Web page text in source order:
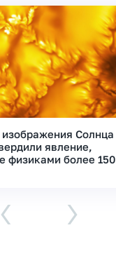
Солнца
явление,
физиками более 150
‹ ›